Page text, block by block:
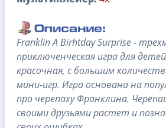
Franklin A Birhtday Surprise -
приключенческая игра для
красочная, с большим
мини-игр. Игра основана на
про черепаху Франклина.
своими друзьями растет и